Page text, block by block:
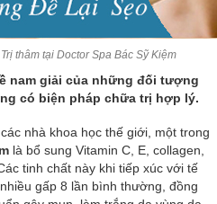
Trị thâm tại Doctor Spa Bác Sỹ Kiệm
nam giải của những đối tượng
có biện pháp chữa trị hợp lý.
nhà khoa học thế giới, một trong
là bổ sung Vitamin C, E, collagen,
tinh chất này khi tiếp xúc với tế
gấp 8 lần bình thường, đồng